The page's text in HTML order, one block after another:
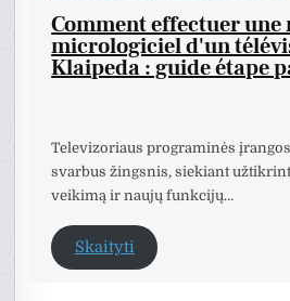
Comment effectuer une
micrologiciel d'un
Klaipeda : guide étape
Televizoriaus programinės
svarbus žingsnis, siekiant
veikimą ir naujų funkcijų…
Skaityti